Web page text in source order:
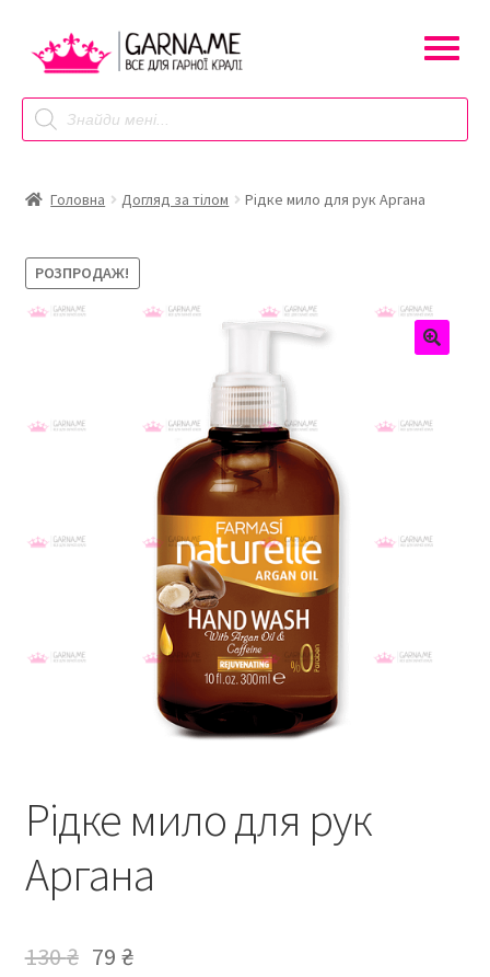
Перейти
до
навігації
Перейти
до
контенту
Products
search
Головна Догляд за тілом Рідке мило для рук Аргана
РОЗПРОДАЖ!
Рідке мило для рук
Аргана
130₴ 79₴